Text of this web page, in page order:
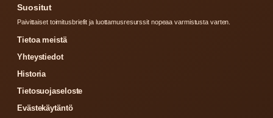
Suositut
Paivittaiset toimitusbriefit ja luottamusresurssit nopeaa varmistusta varten.
Tietoa meistä
Yhteystiedot
Historia
Tietosuojaseloste
Evästekäytäntö